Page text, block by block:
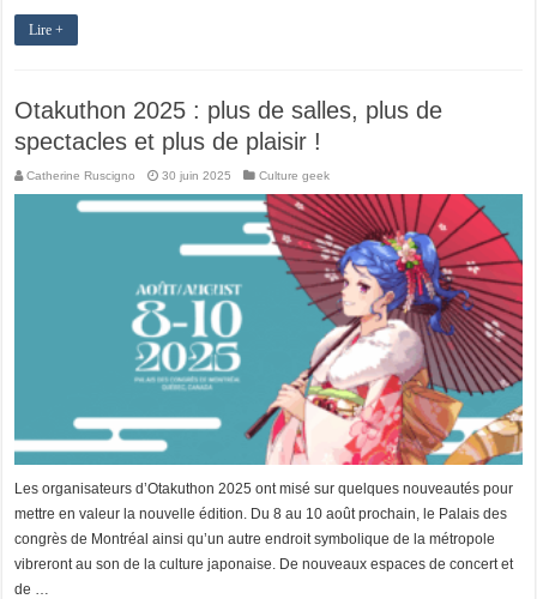
Lire +
Otakuthon 2025 : plus de salles, plus de
spectacles et plus de plaisir !
Catherine Ruscigno 30 juin 2025 Culture geek
Les organisateurs d’Otakuthon 2025 ont misé sur quelques nouveautés pour
mettre en valeur la nouvelle édition. Du 8 au 10 août prochain, le Palais des
congrès de Montréal ainsi qu’un autre endroit symbolique de la métropole
vibreront au son de la culture japonaise. De nouveaux espaces de concert et
de …